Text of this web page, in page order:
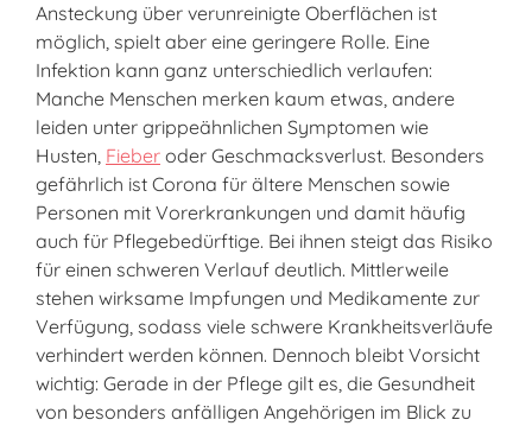
Ansteckung über verunreinigte Oberflächen ist
möglich, spielt aber eine geringere Rolle. Eine
Infektion kann ganz unterschiedlich verlaufen:
Manche Menschen merken kaum etwas, andere
leiden unter grippeähnlichen Symptomen wie
Husten, Fieber oder Geschmacksverlust. Besonders
gefährlich ist Corona für ältere Menschen sowie
Personen mit Vorerkrankungen und damit häufig
auch für Pflegebedürftige. Bei ihnen steigt das Risiko
für einen schweren Verlauf deutlich. Mittlerweile
stehen wirksame Impfungen und Medikamente zur
Verfügung, sodass viele schwere Krankheitsverläufe
verhindert werden können. Dennoch bleibt Vorsicht
wichtig: Gerade in der Pflege gilt es, die Gesundheit
von besonders anfälligen Angehörigen im Blick zu